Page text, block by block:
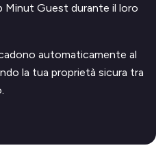
Minut Guest durante il loro
automaticamente al
la tua proprietà sicura tra